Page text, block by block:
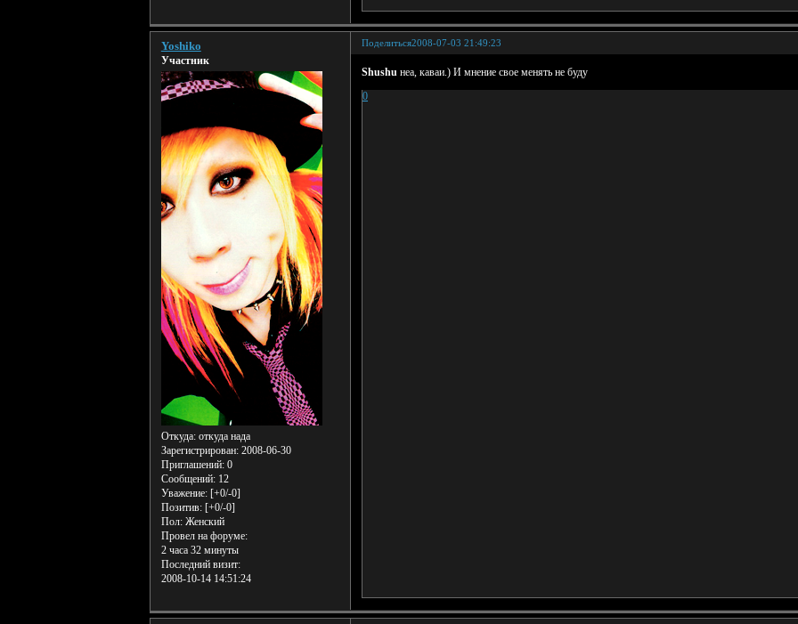
Поделиться2008-07-03 21:49:23
Yoshiko
Участник
Откуда:откуда нада
Зарегистрирован: 2008-06-30
Приглашений:0
Сообщений:12
Уважение: [+0/-0]
Позитив: [+0/-0]
Пол:Женский
Провел на форуме:
2 часа 32 минуты
Последний визит:
2008-10-14 14:51:24
Shushu неа, каваи.) И мнение свое менять не буду
0